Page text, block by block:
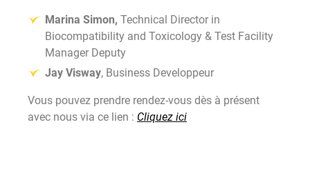
Marina Simon, Technical Director in
Biocompatibility and Toxicology & Test Facility
Manager Deputy
Jay Visway, Business Developpeur
Vous pouvez prendre rendez-vous dès à présent
avec nous via ce lien : Cliquez ici